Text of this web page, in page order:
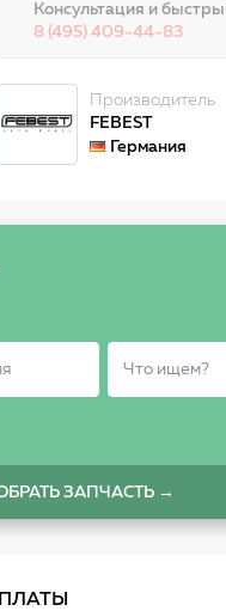
Консультация и
8 (495) 409-44-83
Производитель
FEBEST
Германия
ЗАПЧАСТЬ →